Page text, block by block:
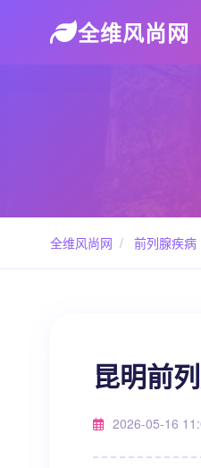
全维风尚网
全维风尚网 / 前列腺疾病
昆明前
2026-05-16